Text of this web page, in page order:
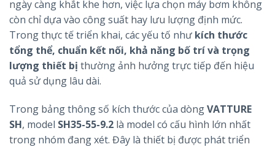
ngày càng khắt khe hơn, việc lựa chọn máy bơm không
còn chỉ dựa vào công suất hay lưu lượng định mức.
Trong thực tế triển khai, các yếu tố như kích thước
tổng thể, chuẩn kết nối, khả năng bố trí và trọng
lượng thiết bị thường ảnh hưởng trực tiếp đến hiệu
quả sử dụng lâu dài.
Trong bảng thông số kích thước của dòngVATTURE
SH, model SH35-55-9.2 là model có cấu hình lớn nhất
trong nhóm đang xét. Đây là thiết bị được phát triển